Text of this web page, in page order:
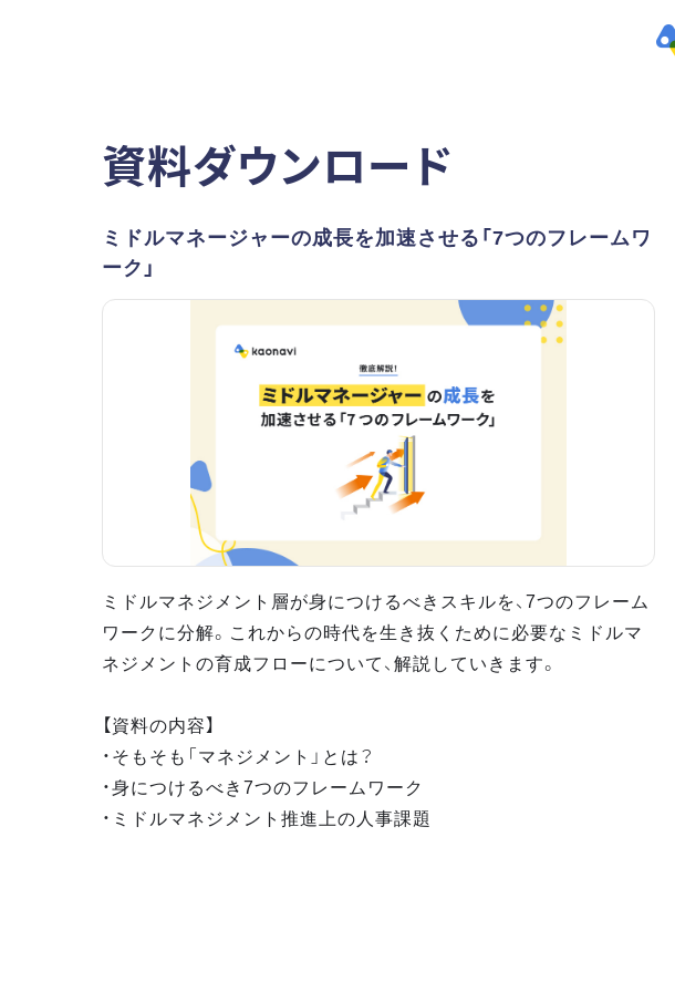
資料ダウンロード
ミドルマネージャーの成長を加速させる「7つのフレームワ
ーク」
ミドルマネジメント層が身につけるべきスキルを、7つのフレーム
ワークに分解。これからの時代を生き抜くために必要なミドルマ
ネジメントの育成フローについて、解説していきます。
【資料の内容】
・そもそも「マネジメント」とは？
・身につけるべき7つのフレームワーク
・ミドルマネジメント推進上の人事課題